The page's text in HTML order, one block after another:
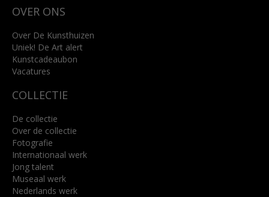
4818 SB Breda
info@kunsthuisbreda.nl
Lees meer
OVER ONS
Over De Kunsthuizen
Uniek! De Art alert
Kunstcadeaubon
Vacatures
COLLECTIE
De collectie
Over de collectie
Fotografie
Internationaal werk
Jong talent
Museaal werk
Nederlands werk